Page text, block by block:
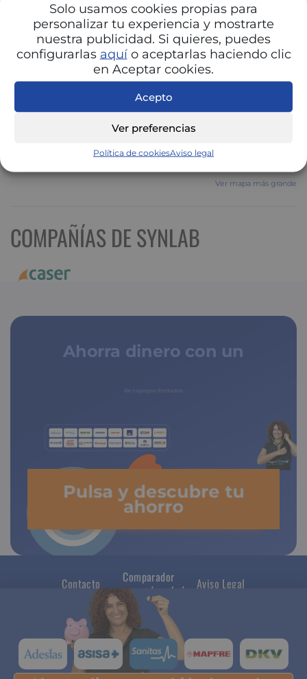
Solo usamos cookies propias para
personalizar tu experiencia y mostrarte
nuestra publicidad. Si quieres, puedes
configurarlas aquío aceptarlas haciendo clic
en Aceptar cookies.
Acepto
Ver preferencias
Política de cookiesAviso legal
Ver mapa más grande
COMPAÑÍAS DE SYNLAB
Ahorra dinero con un
Pulsa y descubre tu
ahorro
Contacto
Comparador
seguros de salud
Aviso Legal